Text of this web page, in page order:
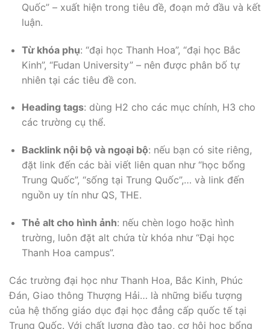
Quốc” – xuất hiện trong tiêu đề, đoạn mở đầu và kết
luận.
Từ khóa phụ: “đại học Thanh Hoa”, “đại học Bắc
Kinh”, “Fudan University” – nên được phân bố tự
nhiên tại các tiêu đề con.
Heading tags: dùng H2 cho các mục chính, H3 cho
các trường cụ thể.
Backlink nội bộ và ngoại bộ: nếu bạn có site riêng,
đặt link đến các bài viết liên quan như “học bổng
Trung Quốc”, “sống tại Trung Quốc”,… và link đến
nguồn uy tín như QS, THE.
Thẻ alt cho hình ảnh: nếu chèn logo hoặc hình
trường, luôn đặt alt chứa từ khóa như “Đại học
Thanh Hoa campus”.
Các trường đại học như Thanh Hoa, Bắc Kinh, Phúc
Đán, Giao thông Thượng Hải… là những biểu tượng
của hệ thống giáo dục đại học đẳng cấp quốc tế tại
Trung Quốc. Với chất lượng đào tạo, cơ hội học bổng